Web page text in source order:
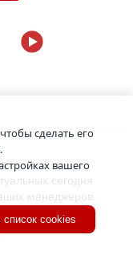
сегодня
менеджеров.
RAL
сделать его
вашего
список cookies